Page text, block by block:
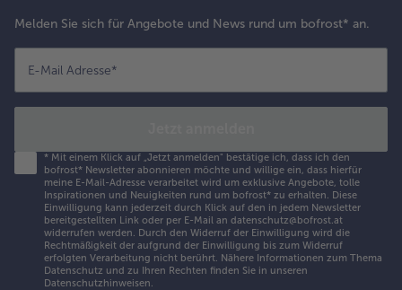
Melden Sie sich für Angebote und News rund um bofrost* an.
E-Mail Adresse*
* Mit einem Klick auf „Jetzt anmelden" bestätige ich, dass ich den
bofrost* Newsletter abonnieren möchte und willige ein, dass hierfür
meine E-Mail-Adresse verarbeitet wird um exklusive Angebote, tolle
Inspirationen und Neuigkeiten rund um bofrost* zu erhalten. Diese
Einwilligung kann jederzeit durch Klick auf den in jedem Newsletter
bereitgestellten Link oder per E-Mail an datenschutz@bofrost.at
widerrufen werden. Durch den Widerruf der Einwilligung wird die
Rechtmäßigkeit der aufgrund der Einwilligung bis zum Widerruf
erfolgten Verarbeitung nicht berührt. Nähere Informationen zum Thema
Datenschutz und zu Ihren Rechten finden Sie in unseren
Datenschutzhinweisen.